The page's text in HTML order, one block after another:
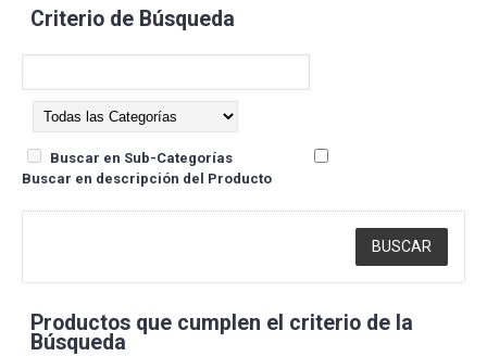
Criterio de Búsqueda
Buscar en Sub-Categorías
Buscar en descripción del Producto
Productos que cumplen el criterio de la
Búsqueda